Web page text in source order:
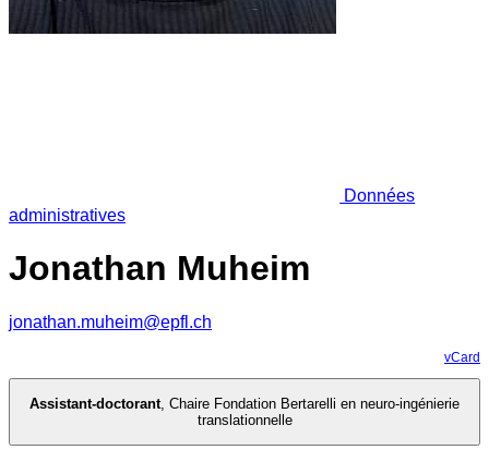
Données
administratives
Jonathan Muheim
jonathan.muheim@epfl.ch
vCard
Assistant-doctorant, Chaire Fondation Bertarelli en neuro-ingénierie
translationnelle